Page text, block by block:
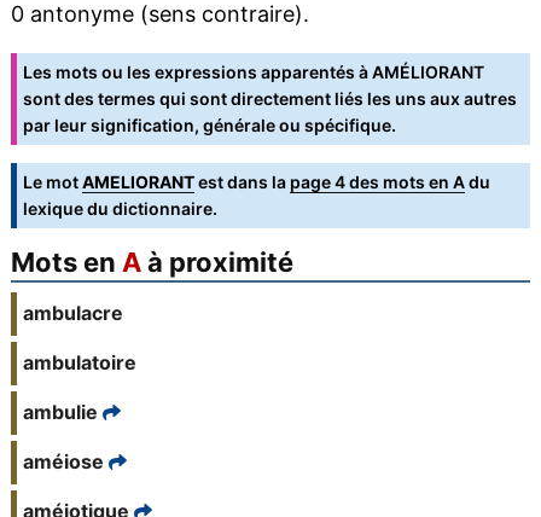
0 antonyme (sens contraire).
Les mots ou les expressions apparentés à AMÉLIORANT
sont des termes qui sont directement liés les uns aux autres
par leur signification, générale ou spécifique.
Le motAMELIORANTest dans la page 4 des mots en Adu
lexique du dictionnaire.
Mots en Aà proximité
ambulacre
ambulatoire
ambulie
améiose
améiotique